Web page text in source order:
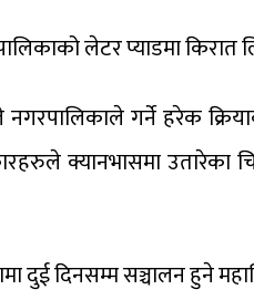
लेटर प्याडमा किरात
नगरपालिकाले गर्ने हरेक
क्यानभासमा उतारेका
दुई दिनसम्म सञ्चालन हुने